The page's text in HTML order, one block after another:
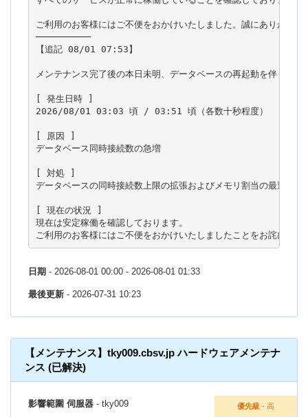
ご利用のお客様にはご不便をおかけいたしました。誠にありがとう
──────────
【追記 08/01 07:53】
メンテナンス完了後の本日未明、データベースの再起動を伴う短
[ 発生日時 ]
2026/08/01 03:03 頃 / 03:51 頃（各数十秒程度）
[ 原因 ]
データベース同時接続数の急増
[ 対処 ]
データベースの同時接続数上限の拡張およびメモリ割当の最適化
[ 現在の状況 ]
現在は安定稼働を確認しております。
日期 - 2026-08-01 00:00 - 2026-08-01 01:33
最後更新 - 2026-07-31 10:23
【メンテナンス】tky009.cbsv.jp ハードウェアメンテナ
ンス (已解決)
優先級 - 高
影響範圍 伺服器 - tky009